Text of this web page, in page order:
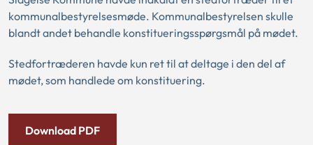
kommunalbestyrelsesmøde. Kommunalbestyrelsen skulle
blandt andet behandle konstitueringsspørgsmål på mødet.
Stedfortræderen havde kun ret til at deltage i den del af
mødet, som handlede om konstituering.
Download PDF